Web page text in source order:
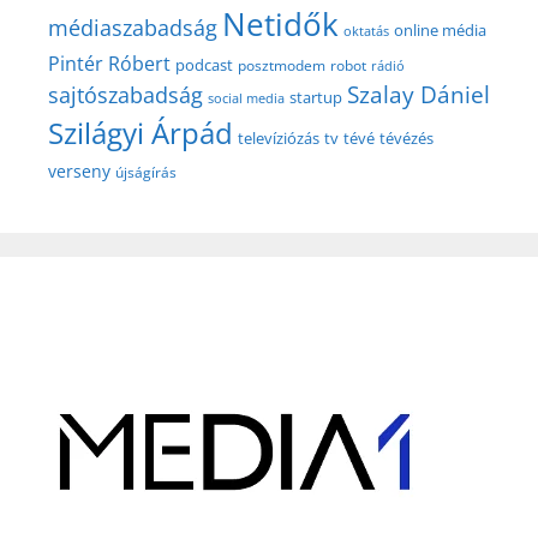
médiaszabadság Netidők oktatás online média
Pintér Róbert podcast posztmodem robot rádió
sajtószabadság social media startup Szalay Dániel
Szilágyi Árpád televíziózás tv tévé tévézés
verseny újságírás